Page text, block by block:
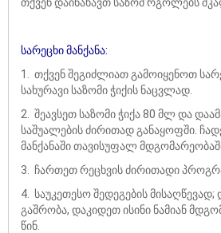
სარეცხი მანქანა:
1. თქვენ შეგიძლიათ გამოიყენოთ
სახურავი საზომი ჭიქის ნაცვლად.
2. შეავსეთ საზომი ჭიქა 80 მლ და
საშუალების ძირითად განაყოფში.
მანქანაში თავისუფალ
3. ჩართეთ რეცხვის ძირითადი
4. საუკეთესო შედეგების
გაშრობა, დაკიდეთ ისინი ნამიან
წინ.